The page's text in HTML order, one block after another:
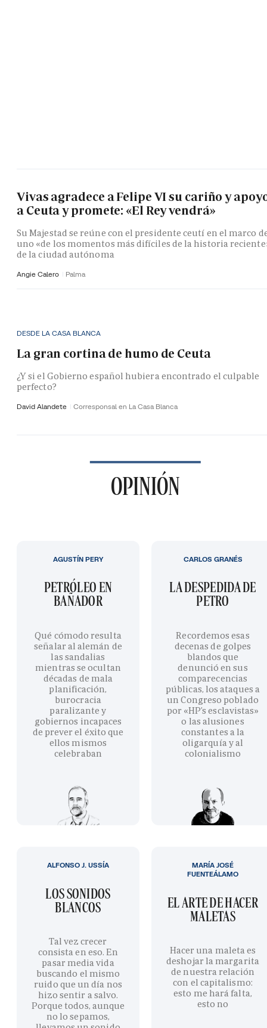
Vivas agradece a Felipe VI su cariño y
a Ceuta y promete: «El Rey vendrá»
Su Majestad se reúne con el presidente ceutí en el marco
uno «de los momentos más difíciles de la historia
de la ciudad autónoma
Angie Calero Palma
DESDE LA CASA BLANCA
La gran cortina de humo de Ceuta
¿Y si el Gobierno español hubiera encontrado el culpable
perfecto?
David Alandete Corresponsal en La Casa Blanca
OPINIÓN
PETRÓLEO EN
BAÑADOR
Qué cómodo resulta
señalar al alemán de
las sandalias
mientras se ocultan
décadas de mala
planificación,
burocracia
paralizante y
gobiernos incapaces
de prever el éxito que
ellos mismos
celebraban
AGUSTÍN PERY
LA DESPEDIDA DE
PETRO
Recordemos esas
decenas de golpes
blandos que
denunció en sus
comparecencias
públicas, los ataques a
un Congreso poblado
por «HP’s esclavistas»
o las alusiones
constantes a la
oligarquía y al
colonialismo
CARLOS GRANÉS
LOS SONIDOS
BLANCOS
Tal vez crecer
consista en eso. En
pasar media vida
buscando el mismo
ruido que un día nos
hizo sentir a salvo.
Porque todos, aunque
no lo sepamos,
ALFONSO J. USSÍA
EL ARTE DE HACER
MALETAS
Hacer una maleta es
deshojar la margarita
de nuestra relación
con el capitalismo:
esto me hará falta,
esto no
MARÍA JOSÉ
FUENTEÁLAMO